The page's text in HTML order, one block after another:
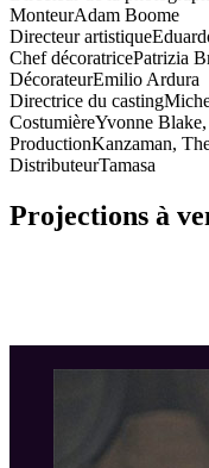
MonteurAdam Boome
Directeur artistique
Chef décoratricePatrizia
DécorateurEmilio Ardura
Directrice du casting
CostumièreYvonne
ProductionKanzaman,
DistributeurTamasa
Projections à